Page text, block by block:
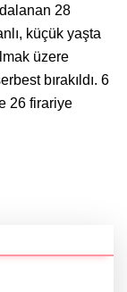
28
küçük yaşta
üzere
bırakıldı. 6
26 firariye